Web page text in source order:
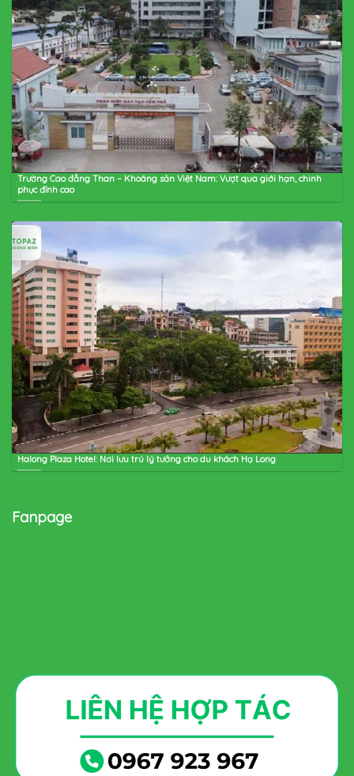
Trường Cao đẳng Than – Khoáng sản Việt Nam: Vượt qua giới hạn, chinh
phục đỉnh cao
Halong Plaza Hotel: Nơi lưu trú lý tưởng cho du khách Hạ Long
Fanpage